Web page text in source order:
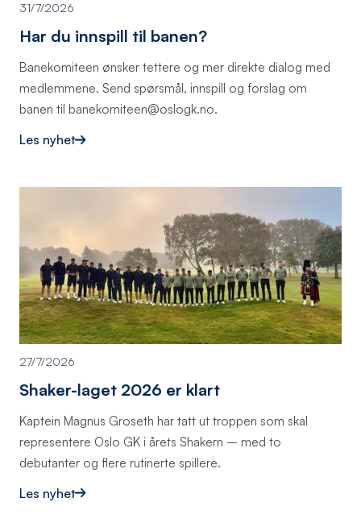
31/7/2026
Har du innspill til banen?
Banekomiteen ønsker tettere og mer direkte dialog med
medlemmene. Send spørsmål, innspill og forslag om
banen til banekomiteen@oslogk.no.
Les nyhet
27/7/2026
Shaker-laget 2026 er klart
Kaptein Magnus Groseth har tatt ut troppen som skal
representere Oslo GK i årets Shakern – med to
debutanter og flere rutinerte spillere.
Les nyhet